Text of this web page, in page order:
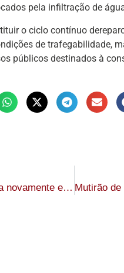
pela infiltração de
o ciclo contínuo
de trafegabilidade,
públicos destinados à
Carne bovina fica mais cara novamente e pesa no orçamento em Sena Madureira